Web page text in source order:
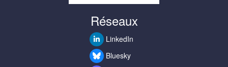
Réseaux
LinkedIn
Bluesky